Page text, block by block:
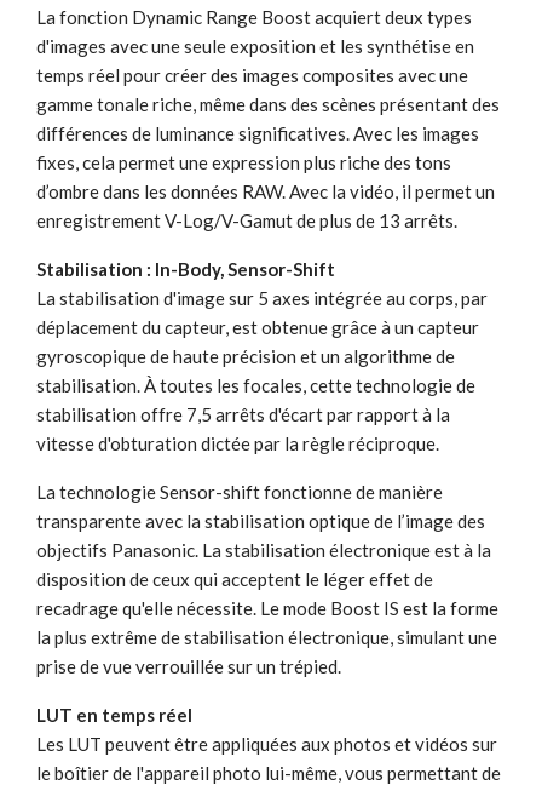
La fonction Dynamic Range Boost acquiert deux types
d'images avec une seule exposition et les synthétise en
temps réel pour créer des images composites avec une
gamme tonale riche, même dans des scènes présentant des
différences de luminance significatives. Avec les images
fixes, cela permet une expression plus riche des tons
d’ombre dans les données RAW. Avec la vidéo, il permet un
enregistrement V-Log/V-Gamut de plus de 13 arrêts.
Stabilisation : In-Body, Sensor-Shift
La stabilisation d'image sur 5 axes intégrée au corps, par
déplacement du capteur, est obtenue grâce à un capteur
gyroscopique de haute précision et un algorithme de
stabilisation. À toutes les focales, cette technologie de
stabilisation offre 7,5 arrêts d'écart par rapport à la
vitesse d'obturation dictée par la règle réciproque.
La technologie Sensor-shift fonctionne de manière
transparente avec la stabilisation optique de l’image des
objectifs Panasonic. La stabilisation électronique est à la
disposition de ceux qui acceptent le léger effet de
recadrage qu'elle nécessite. Le mode Boost IS est la forme
la plus extrême de stabilisation électronique, simulant une
prise de vue verrouillée sur un trépied.
LUT en temps réel
Les LUT peuvent être appliquées aux photos et vidéos sur
le boîtier de l'appareil photo lui-même, vous permettant de